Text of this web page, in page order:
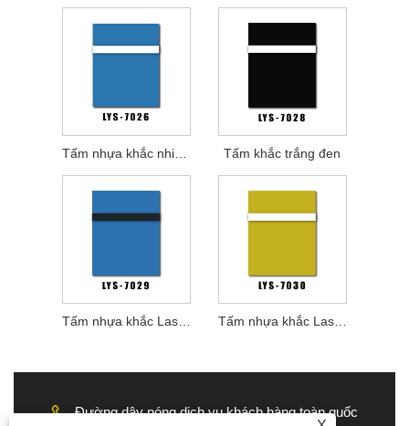
Tấm nhựa khắc nhiều lớp chuyên nghiệp Tấm khắc trắng đen
Tấm nhựa khắc Laser chuyên nghiệp Tấm nhựa khắc Laser công nghiệp
Đường dây nóng dịch vụ khách hàng toàn quốc